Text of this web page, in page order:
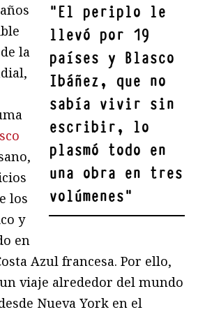
"El periplo le
llevó por 19
países y Blasco
Ibáñez, que no
sabía vivir sin
escribir, lo
plasmó todo en
una obra en tres
volúmenes"
la
los
y
en
Azul francesa. Por ello,
viaje alrededor del mundo
Nueva York en el